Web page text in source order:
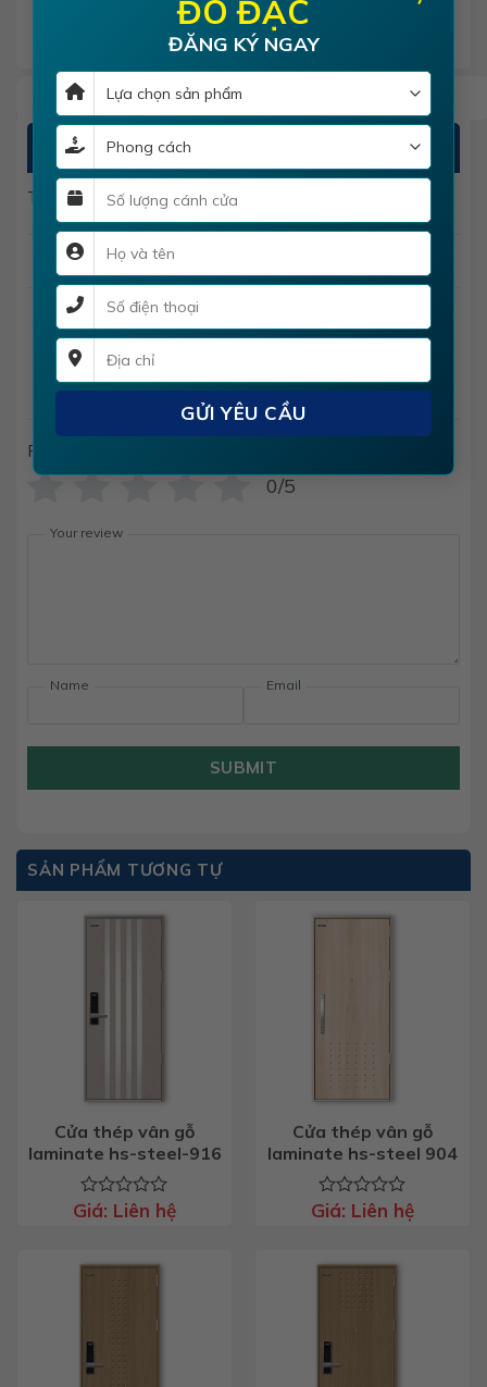
ĐO ĐẠC
ĐĂNG KÝ NGAY
ĐÁNH GIÁ
There are no reviews yet
Add a review
Cửa thép vân gỗ hs-steel 525
Rating
0/5
Your review
Name Email
SUBMIT
SẢN PHẨM TƯƠNG TỰ
Cửa thép vân gỗ
laminate hs-steel-916
Được
0
5
Giá: Liên hệ
Cửa thép vân gỗ
laminate hs-steel 904
Được
0
5
sao
Giá: Liên hệ